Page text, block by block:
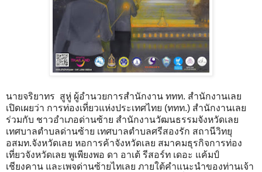
นายจริยาทร สูหู่ ผู้อำนวยการสำนักงาน ททท. สำนักงานเลย
เปิดเผยว่า การท่องเที่ยวแห่งประเทศไทย (ททท.) สำนักงานเลย
ร่วมกับ ชาวอำเภอด่านซ้าย สำนักงานวัฒนธรรมจังหวัดเลย
เทศบาลตำบลด่านซ้าย เทศบาลตำบลศรีสองรัก สถานีวิทยุ
อสมท.จังหวัดเลย หอการค้าจังหวัดเลย สมาคมธุรกิจการท่อง
เที่ยวจังหวัดเลย พูเพียงพอ ดา อาเต้ รีสอร์ท เดอะ แค้มป์
เชียงคาน และเพจด่านซ้ายไทเลย ภายใต้คำแนะนำของท่านเจ้า